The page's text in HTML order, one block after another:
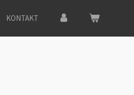
KONTAKT